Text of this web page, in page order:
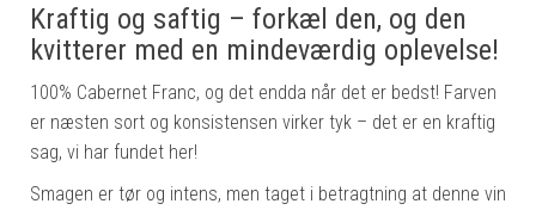
Kraftig og saftig – forkæl den, og den
kvitterer med en mindeværdig oplevelse!
100% Cabernet Franc, og det endda når det er bedst! Farven
er næsten sort og konsistensen virker tyk – det er en kraftig
sag, vi har fundet her!
Smagen er tør og intens, men taget i betragtning at denne vin